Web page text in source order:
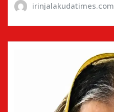
irinjalakudatimes.com